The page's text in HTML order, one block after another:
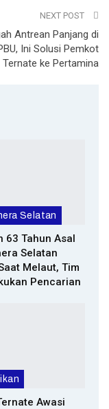
NEXT POST
Antrean Panjang di
Ini Solusi Pemkot
Ternate ke Pertamina
Selatan
63 Tahun Asal
Selatan
Melaut, Tim
Pencarian
Awasi